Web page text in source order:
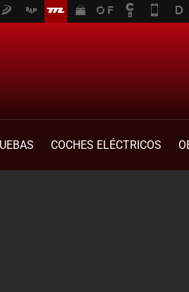
COCHES ELÉCTRICOS